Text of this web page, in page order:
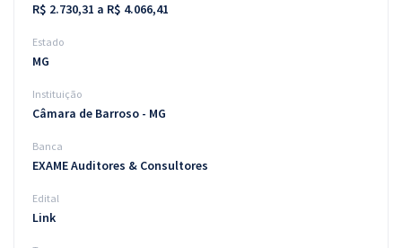
R$ 2.730,31 a R$ 4.066,41
Estado
MG
Instituição
Câmara de Barroso - MG
Banca
EXAME Auditores & Consultores
Edital
Link